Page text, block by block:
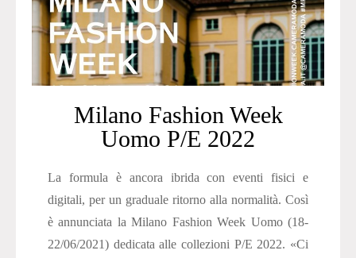
Milano Fashion Week
Uomo P/E 2022
La formula è ancora ibrida con eventi fisici e
digitali, per un graduale ritorno alla normalità. Così
è annunciata la Milano Fashion Week Uomo (18-
22/06/2021) dedicata alle collezioni P/E 2022. «Ci